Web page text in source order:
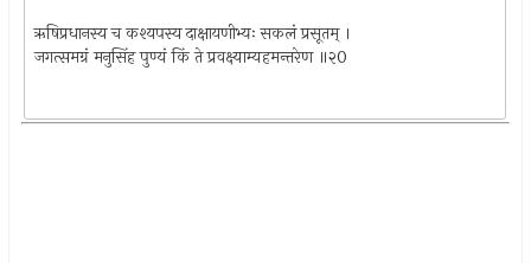
ऋषिप्रधानस्य च कश्यपस्य दाक्षायणीभ्यः सकलं प्रसूतम् ।
जगत्समग्रं मनुसिंह पुण्यं किं ते प्रवक्ष्याम्यहमन्तरेण ॥२0